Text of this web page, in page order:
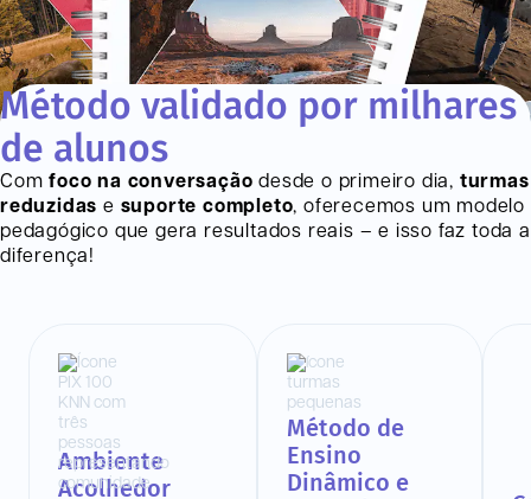
Método validado por milhares
de alunos
Comfoco na conversação desde o primeiro dia, turmas
reduzidas e suporte completo, oferecemos um modelo
pedagógico que gera resultados reais – e isso faz toda a
diferença!
Ambiente
Acolhedor
Método de
Ensino
Dinâmico e